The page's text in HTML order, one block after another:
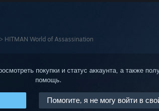
> HITMAN World of Assassination
покупки и статус аккаунта, а также
помощь.
Помогите, я не могу войти в